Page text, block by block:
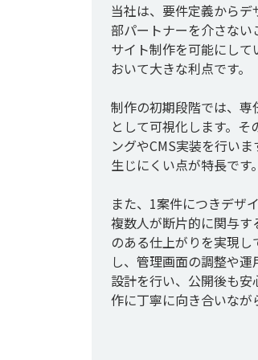
当社は、要件定義から
部パートナーを介さな
サイト制作を可能にし
おいて大きな利点です。
制作の初期段階では、
として可視化します。
ングやCMS実装を行い
生じにくい点が特長です。
また、1案件につきデザ
複数人が断片的に関与
のある仕上がりを実現
し、管理画面の調整や
設計を行い、公開後も